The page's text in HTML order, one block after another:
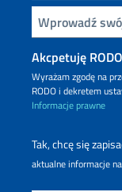
Inserisci la tua email
Akcpetuję RODO
Wyrażam zgodę na
RODO i dekretem
Informacje prawne
Tak, chcę się
aktualne informacje